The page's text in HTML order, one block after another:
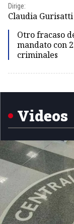
Dirige:
Claudia Gurisatti
Otro fracaso
mandato con
criminales
1
Videos